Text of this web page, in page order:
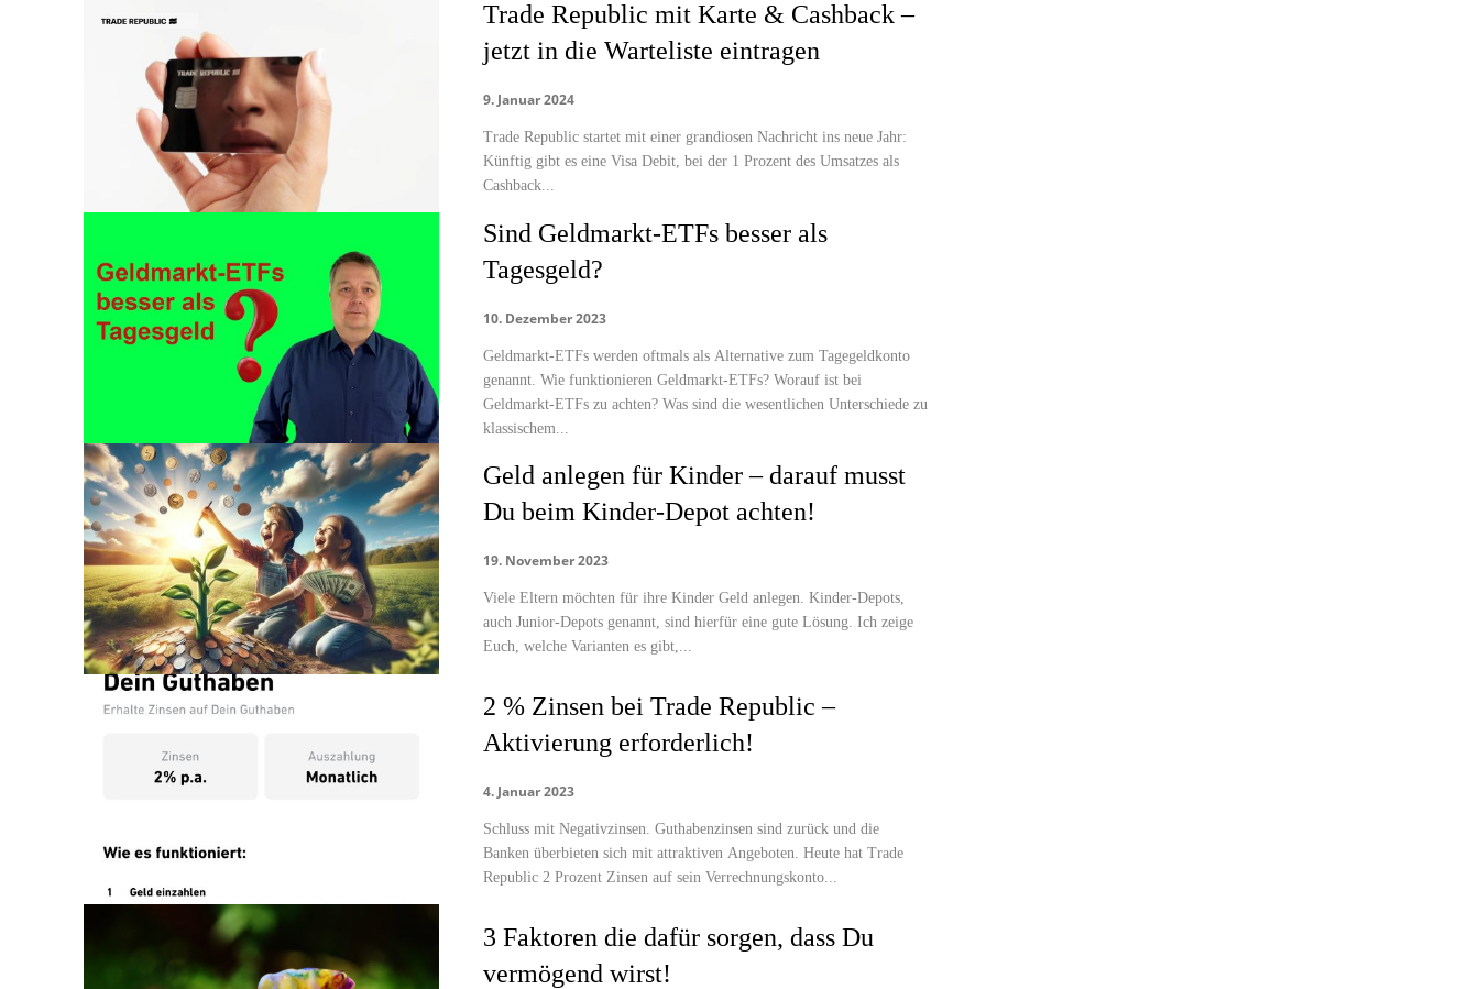
Trade Republic mit Karte & Cashback –
jetzt in die Warteliste eintragen
9. Januar 2024
Trade Republic startet mit einer grandiosen Nachricht ins neue Jahr:
Künftig gibt es eine Visa Debit, bei der 1 Prozent des Umsatzes als
Cashback...
Sind Geldmarkt-ETFs besser als
Tagesgeld?
10. Dezember 2023
Geldmarkt-ETFs werden oftmals als Alternative zum Tagegeldkonto
genannt. Wie funktionieren Geldmarkt-ETFs? Worauf ist bei
Geldmarkt-ETFs zu achten? Was sind die wesentlichen Unterschiede zu
klassischem...
Geld anlegen für Kinder – darauf musst
Du beim Kinder-Depot achten!
19. November 2023
Viele Eltern möchten für ihre Kinder Geld anlegen. Kinder-Depots,
auch Junior-Depots genannt, sind hierfür eine gute Lösung. Ich zeige
Euch, welche Varianten es gibt,...
2 % Zinsen bei Trade Republic –
Aktivierung erforderlich!
4. Januar 2023
Schluss mit Negativzinsen. Guthabenzinsen sind zurück und die
Banken überbieten sich mit attraktiven Angeboten. Heute hat Trade
Republic 2 Prozent Zinsen auf sein Verrechnungskonto...
3 Faktoren die dafür sorgen, dass Du
vermögend wirst!